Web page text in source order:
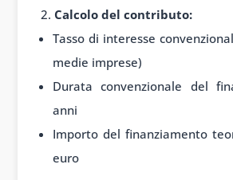
Calcolo del contributo:
Tasso di interesse
medie imprese)
Durata convenzionale del
anni
Importo del finanziamento
euro